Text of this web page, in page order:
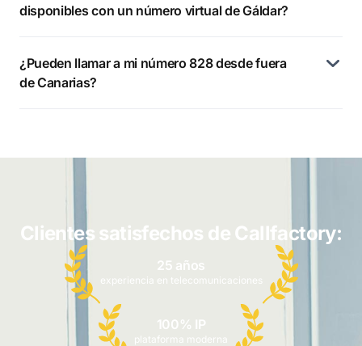
disponibles con un número virtual de Gáldar?
¿Pueden llamar a mi número 828 desde fuera
de Canarias?
Clientes satisfechos de Callfactory:
25 años
experiencia en telecomunicaciones
100% IP
plataforma moderna